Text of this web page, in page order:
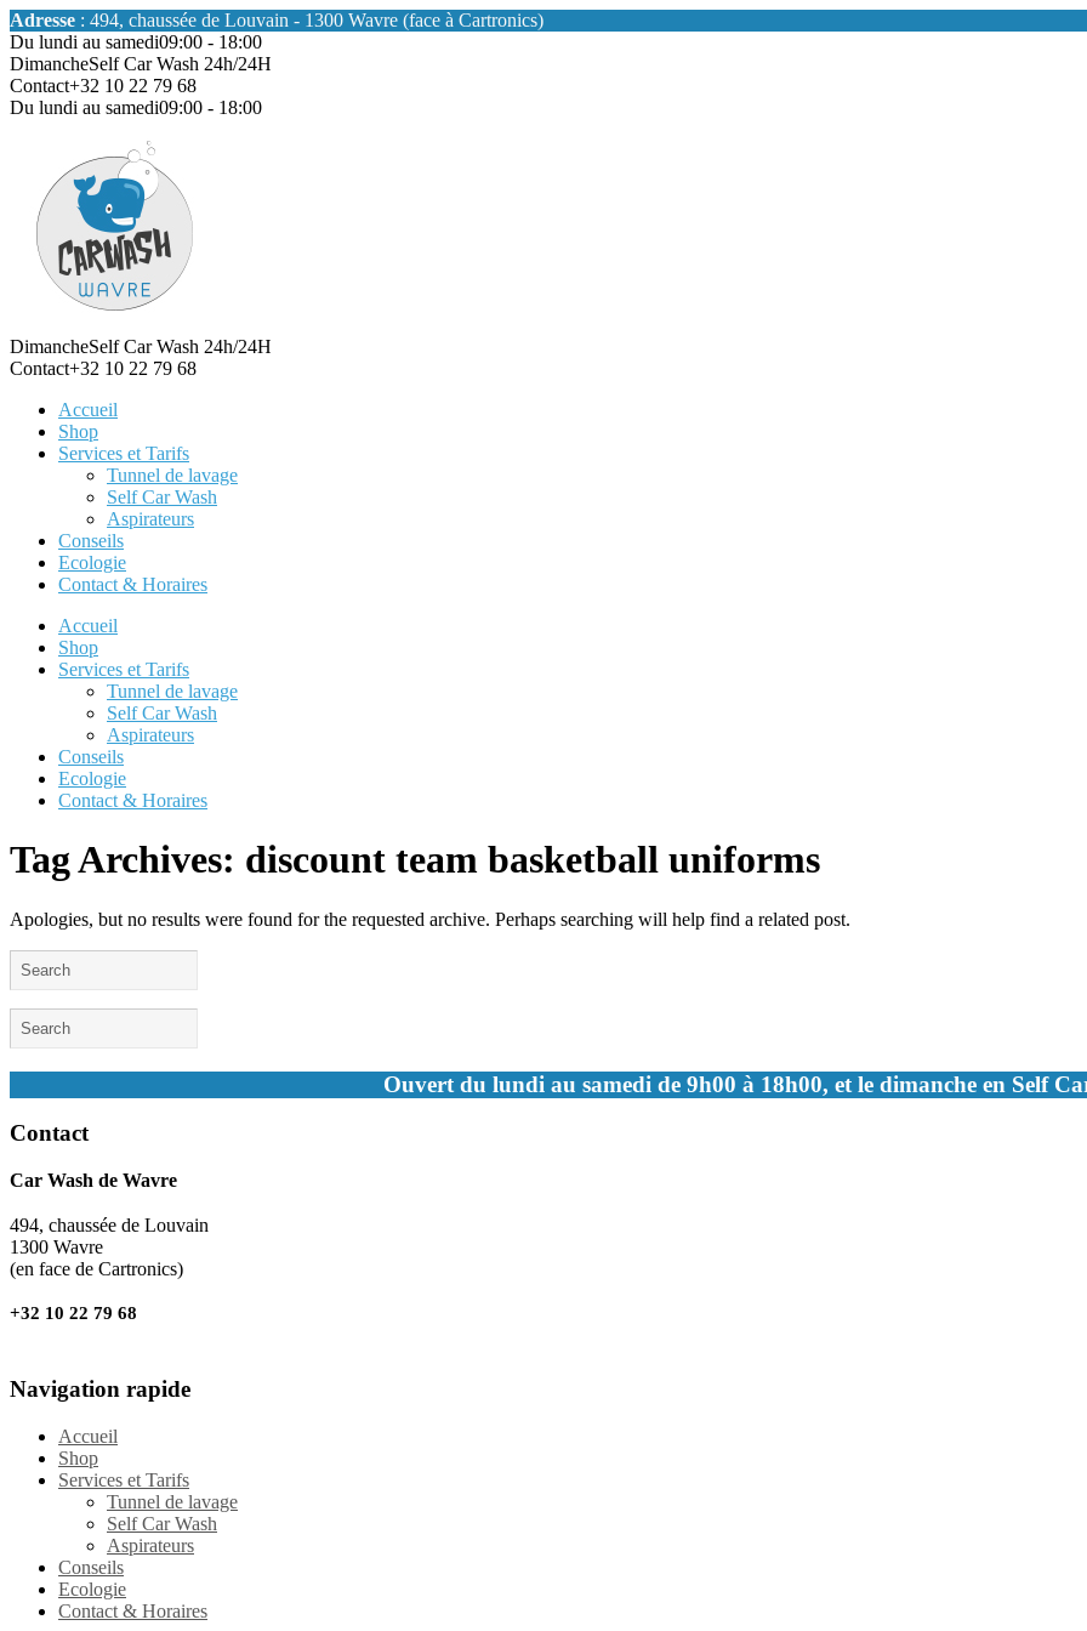
Adresse : 494, chaussée de Louvain - 1300 Wavre (face à Cartronics)
Du lundi au samedi09:00 - 18:00
DimancheSelf Car Wash 24h/24H
Contact+32 10 22 79 68
Du lundi au samedi09:00 - 18:00
DimancheSelf Car Wash 24h/24H
Contact+32 10 22 79 68
Accueil
Shop
Services et Tarifs
Tunnel de lavage
Self Car Wash
Aspirateurs
Conseils
Ecologie
Contact & Horaires
Accueil
Shop
Services et Tarifs
Tunnel de lavage
Self Car Wash
Aspirateurs
Conseils
Ecologie
Contact & Horaires
Tag Archives: discount team basketball uniforms
Apologies, but no results were found for the requested archive. Perhaps searching will help find a related post.
Ouvert du lundi au samedi de 9h00 à 18h00, et le dimanche en Self
Contact
Car Wash de Wavre
494, chaussée de Louvain
1300 Wavre
(en face de Cartronics)
+32 10 22 79 68
Navigation rapide
Accueil
Shop
Services et Tarifs
Tunnel de lavage
Self Car Wash
Aspirateurs
Conseils
Ecologie
Contact & Horaires